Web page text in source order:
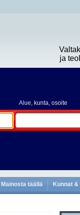
ja
Alue, kunta, osoite
Mainosta täällä Kunnat